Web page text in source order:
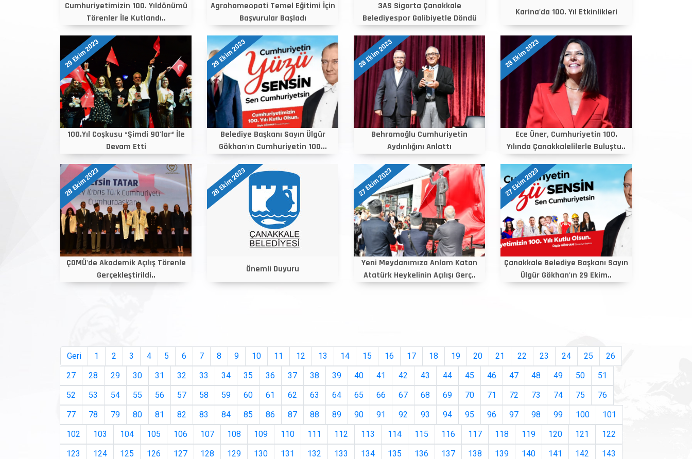
Cumhuriyetimizin 100. Yıldönümü
Törenler İle Kutlandı..
Agrohomeopati Temel Eğitimi İçin
Başvurular Başladı
3AS Sigorta Çanakkale
Belediyespor Galibiyetle Döndü
Karina'da 100. Yıl Etkinlikleri
29 Ekim 2023
100.Yıl Coşkusu “Şimdi 90'lar“ İle
Devam Etti
29 Ekim 2023
Belediye Başkanı Sayın Ülgür
Gökhan'ın Cumhuriyetin 100...
28 Ekim 2023
Behramoğlu Cumhuriyetin
Aydınlığını Anlattı
28 Ekim 2023
Ece Üner, Cumhuriyetin 100.
Yılında Çanakkalelilerle Buluştu..
28 Ekim 2023
ÇOMÜ'de Akademik Açılış Törenle
Gerçekleştirildi..
28 Ekim 2023
Önemli Duyuru
27 Ekim 2023
Yeni Meydanımıza Anlam Katan
Atatürk Heykelinin Açılışı Gerç..
27 Ekim 2023
Çanakkale Belediye Başkanı Sayın
Ülgür Gökhan'ın 29 Ekim..
Geri 1 2 3 4 5 6 7 8 9 10 11 12 13 14 15 16 17 18 19 20 21 22 23 24 25
26
27
28 29 30 31 32 33 34 35 36 37 38 39 40 41 42 43 44 45 46 47 48 49 50
51
52
53 54 55 56 57 58 59 60 61 62 63 64 65 66 67 68 69 70 71 72 73 74 75
76
77
78 79 80 81 82 83 84 85 86 87 88 89 90 91 92 93 94 95 96 97 98 99 100
101
102
103 104 105 106 107 108 109 110 111 112 113 114 115 116 117 118 119 120 121
122
123
124 125 126 127 128 129 130 131 132 133 134 135 136 137 138 139 140 141 142
143